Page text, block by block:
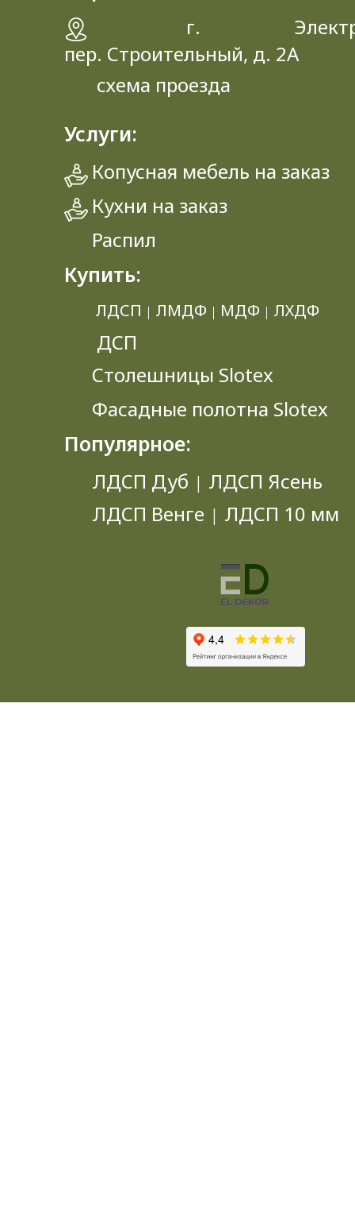
г.
пер. Строительный, д. 2A
схема проезда
Услуги:
Копусная мебель на заказ
Кухни на заказ
Распил
Купить:
ЛДСП | ЛМДФ | МДФ | ЛХДФ
ДСП
Столешницы Slotex
Фасадные полотна Slotex
Популярное:
ЛДСП Дуб | ЛДСП Ясень
ЛДСП Венге | ЛДСП 10 мм